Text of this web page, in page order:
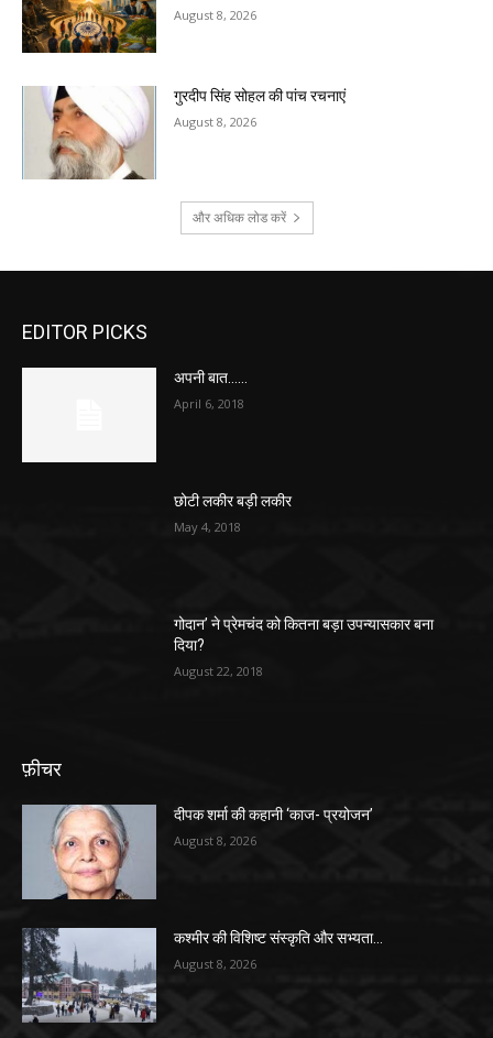
August 8, 2026
गुरदीप सिंह सोहल की पांच रचनाएं
August 8, 2026
और अधिक लोड करें
EDITOR PICKS
अपनी बात……
April 6, 2018
छोटी लकीर बड़ी लकीर
May 4, 2018
गोदान’ ने प्रेमचंद को कितना बड़ा उपन्यासकार बना
दिया?
August 22, 2018
फ़ीचर
दीपक शर्मा की कहानी ‘काज- प्रयोजन’
August 8, 2026
कश्मीर की विशिष्ट संस्कृति और सभ्यता…
August 8, 2026